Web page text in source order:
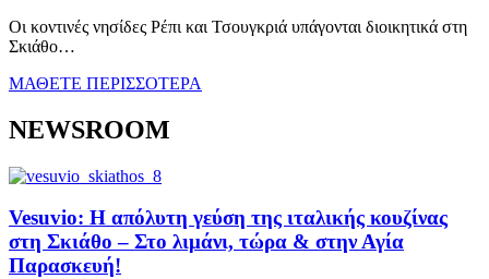
Οι κοντινές νησίδες Ρέπι και Τσουγκριά υπάγονται διοικητικά στη
Σκιάθο…
ΜΑΘΕΤΕ ΠΕΡΙΣΣΟΤΕΡΑ
NEWSROOM
Vesuvio: Η απόλυτη γεύση της ιταλικής κουζίνας
στη Σκιάθο – Στο λιμάνι, τώρα & στην Αγία
Παρασκευή!